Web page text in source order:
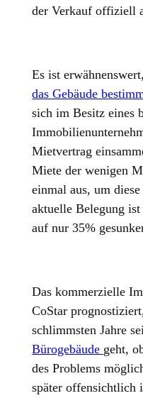
der Verkauf offiziell
Es ist
das Gebäude
sich im Besitz eines
Mietvertrag
Miete der wenigen
einmal aus, um
aktuelle Belegung
auf nur 35%
Das kommerzielle
CoStar
schlimmsten Jahre
Bürogebäude geht,
des Problems
später offensichtlich